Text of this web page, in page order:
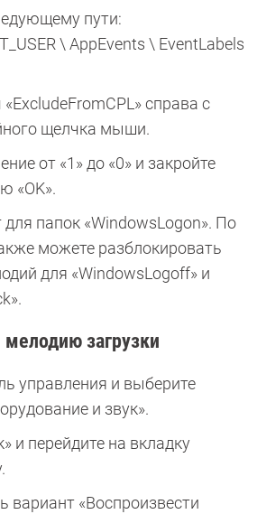
пути:
\ AppEvents \ EventLabels
справа с
щелчка мыши.
от «1» до «0» и закройте
«OK».
папок «WindowsLogon». По
можете разблокировать
для «WindowsLogoff» и
загрузки
управления и выберите
и звук».
и перейдите на вкладку
вариант «Воспроизвести